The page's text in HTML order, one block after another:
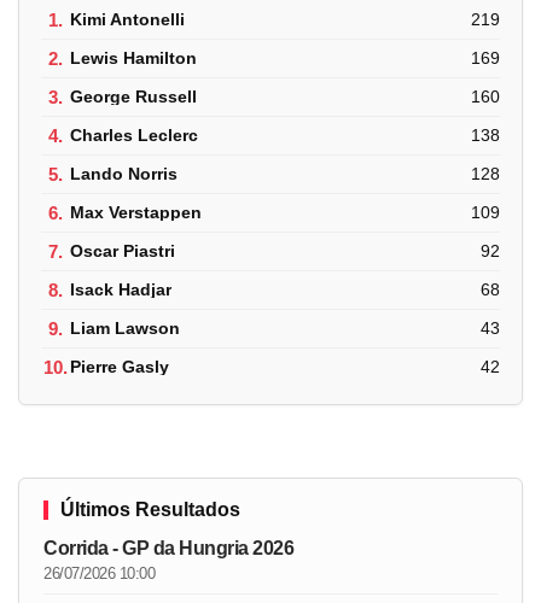
1. Kimi Antonelli 219
2. Lewis Hamilton 169
3. George Russell 160
4. Charles Leclerc 138
5. Lando Norris 128
6. Max Verstappen 109
7. Oscar Piastri 92
8. Isack Hadjar 68
9. Liam Lawson 43
10.Pierre Gasly 42
Últimos Resultados
Corrida - GP da Hungria 2026
26/07/2026 10:00